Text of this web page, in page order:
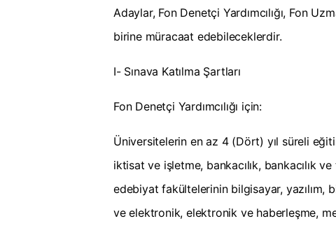
Adaylar, Fon Denetçi Yardımcılığı, Fon
birine müracaat edebileceklerdir.
I- Sınava Katılma Şartları
Fon Denetçi Yardımcılığı için:
Üniversitelerin en az 4 (Dört) yıl süreli
iktisat ve işletme, bankacılık, bankacılık
edebiyat fakültelerinin bilgisayar, yazılım,
ve elektronik, elektronik ve haberleşme,